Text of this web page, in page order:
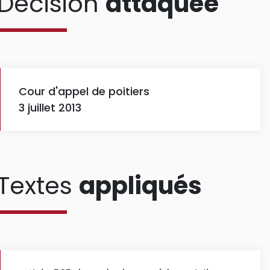
Cour d'appel de poitiers
3 juillet 2013
appliqués